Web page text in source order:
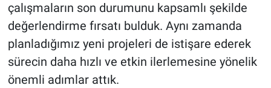
çalışmaların son durumunu kapsamlı şekilde
değerlendirme fırsatı bulduk. Aynı zamanda
planladığımız yeni projeleri de istişare ederek
sürecin daha hızlı ve etkin ilerlemesine yönelik
önemli adımlar attık.